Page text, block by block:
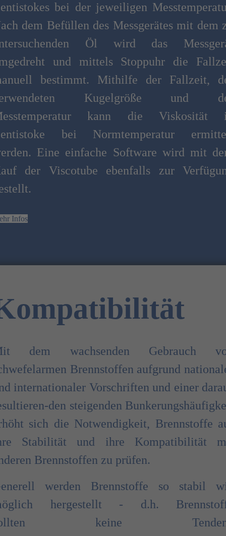
bei der jeweiligen
dem Befüllen des Messgerätes mit dem
Öl wird das
und mittels Stoppuhr die
bestimmt. Mithilfe der Fallzeit,
Kugelgröße und
kann die Viskosität
bei Normtemperatur
Eine einfache Software wird mit
der Viscotube ebenfalls zur
Infos
dem wachsenden Gebrauch
Brennstoffen aufgrund
internationaler Vorschriften und einer
den steigenden
sich die Notwendigkeit, Brennstoffe
Stabilität und ihre Kompatibilität
Brennstoffen zu prüfen.
werden Brennstoffe so stabil
hergestellt - d.h.
keine